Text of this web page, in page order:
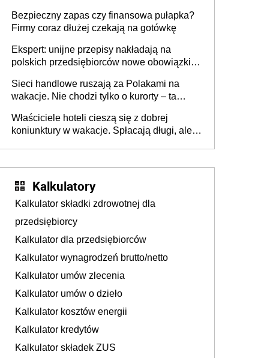
Bezpieczny zapas czy finansowa pułapka?
Firmy coraz dłużej czekają na gotówkę
Ekspert: unijne przepisy nakładają na
polskich przedsiębiorców nowe obowiązki w
Sieci handlowe ruszają za Polakami na
wakacje. Nie chodzi tylko o kurorty – ta
tam, gdzie wielu spędzi urlop po cichu
Właściciele hoteli cieszą się z dobrej
koniunktury w wakacje. Spłacają długi, ale
Kalkulatory
Kalkulator składki zdrowotnej dla
przedsiębiorcy
Kalkulator dla przedsiębiorców
Kalkulator wynagrodzeń brutto/netto
Kalkulator umów zlecenia
Kalkulator umów o dzieło
Kalkulator kosztów energii
Kalkulator kredytów
Kalkulator składek ZUS